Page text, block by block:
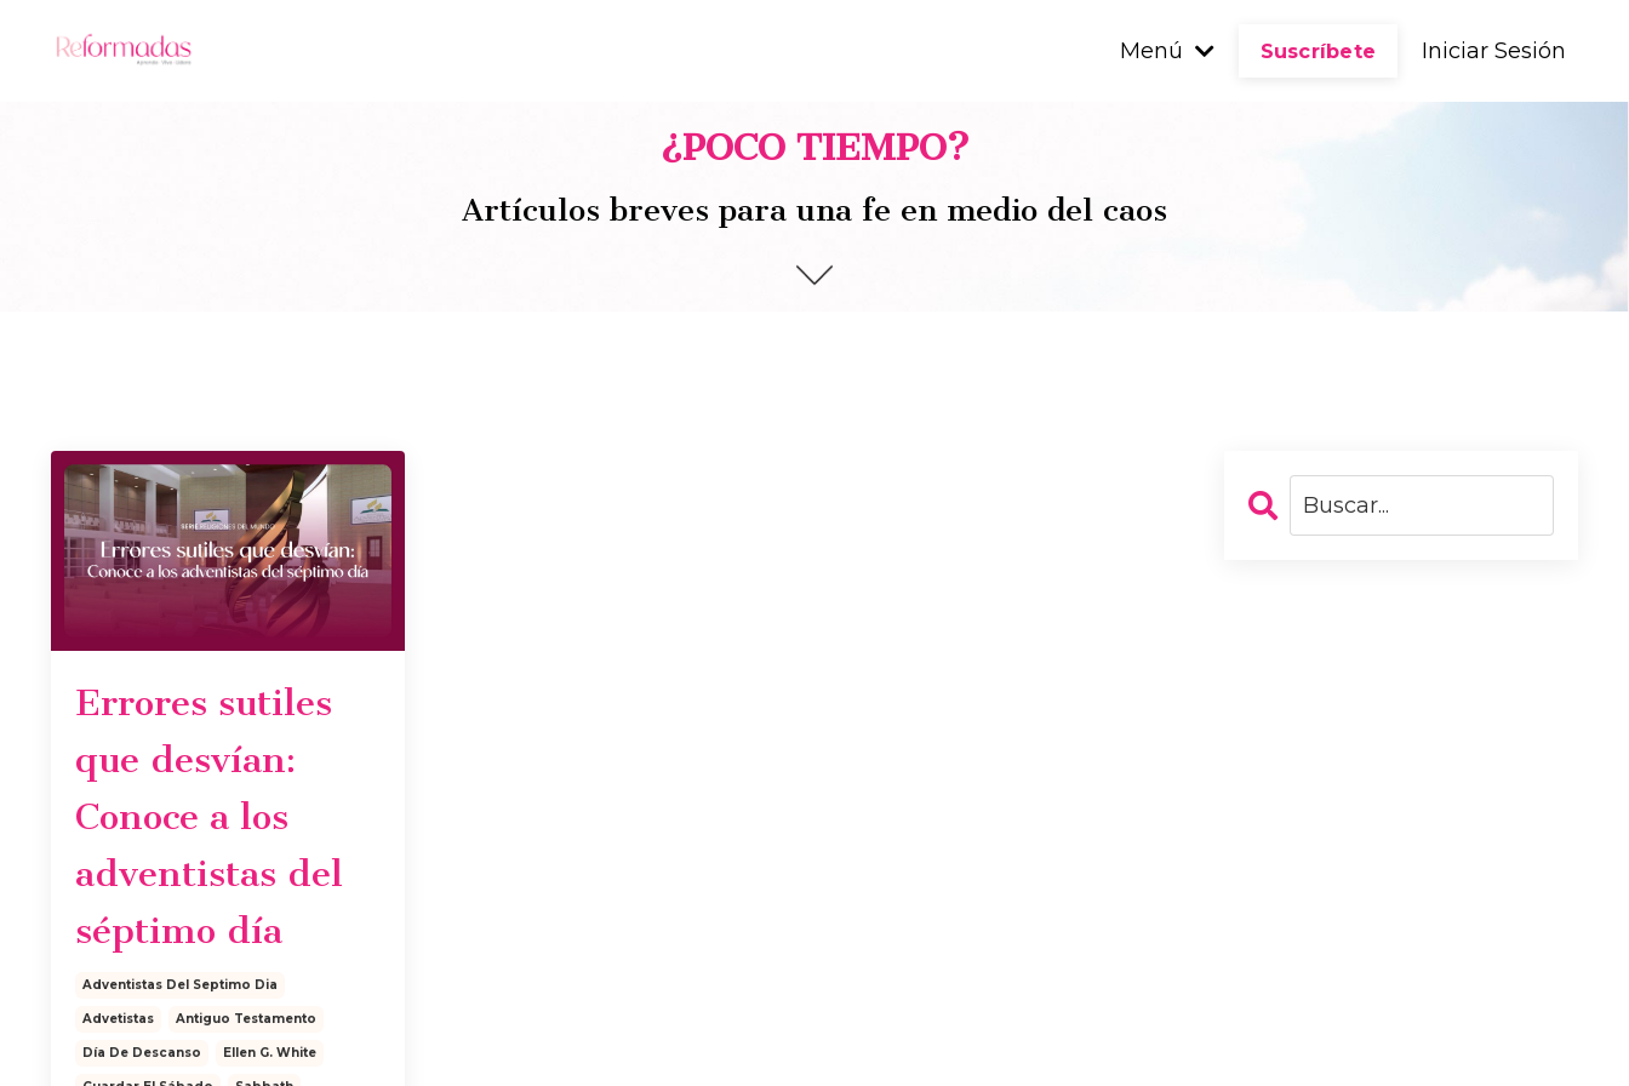
Menú Suscríbete Iniciar Sesión
¿POCO TIEMPO?
Artículos breves para una fe en medio del caos
Errores sutiles
que desvían:
Conoce a los
adventistas del
séptimo día
Adventistas Del Septimo Dia
Advetistas Antiguo Testamento
Día De Descanso Ellen G. White